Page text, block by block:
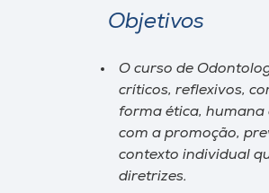
Objetivos
O curso de
críticos, reflexivos,
forma ética, humana
com a promoção,
contexto individual
diretrizes.